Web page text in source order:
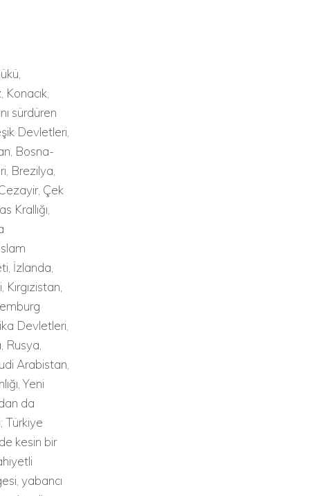
sürdüren
Devletleri,
Bosna-
Brezilya,
Çek
İzlanda,
Devletleri,
Rusya,
Arabistan,
Yeni
da
Türkiye
kesin bir
yabancı